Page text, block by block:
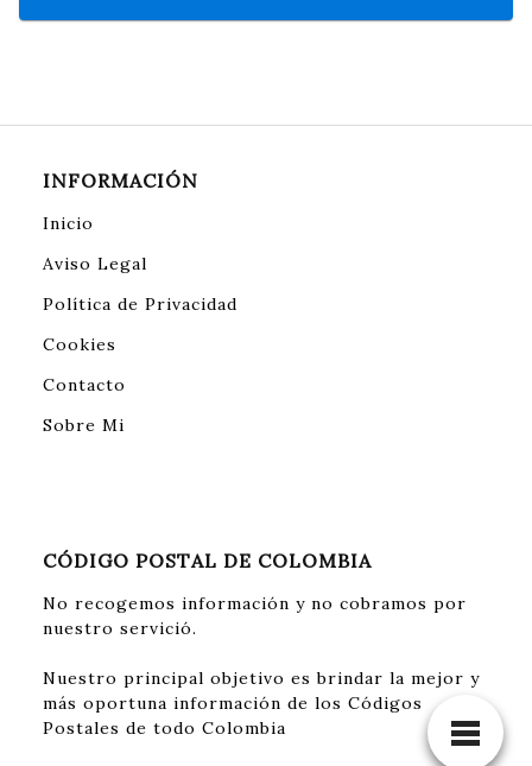
INFORMACIÓN
Inicio
Aviso Legal
Política de Privacidad
Cookies
Contacto
Sobre Mi
CÓDIGO POSTAL DE COLOMBIA
No recogemos información y no cobramos por
nuestro servició.
Nuestro principal objetivo es brindar la mejor y
más oportuna información de los Códigos
Postales de todo Colombia